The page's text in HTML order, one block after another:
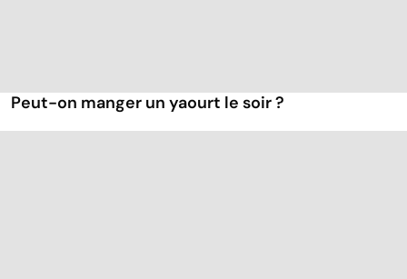
Peut-on manger un yaourt le soir ?